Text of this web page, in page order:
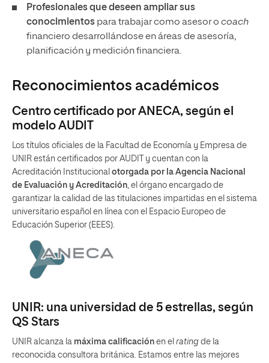
Profesionales que deseen ampliar sus
conocimientos para trabajar como asesor o coach
financiero desarrollándose en áreas de asesoría,
planificación y medición financiera.
Reconocimientos académicos
Centro certificado por ANECA, según el
modelo AUDIT
Los títulos oficiales de la Facultad de Economía y Empresa de
UNIR están certificados por AUDIT y cuentan con la
Acreditación Institucional otorgada por la Agencia Nacional
de Evaluación y Acreditación , el órgano encargado de
garantizar la calidad de las titulaciones impartidas en el sistema
universitario español en línea con el Espacio Europeo de
Educación Superior (EEES).
UNIR: una universidad de 5 estrellas, según
QS Stars
UNIR alcanza la máxima calificación en el rating de la
reconocida consultora británica. Estamos entre las mejores